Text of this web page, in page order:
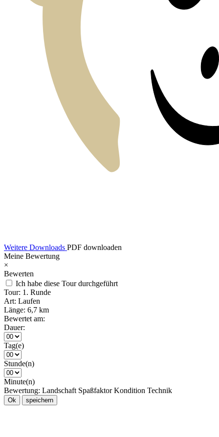
Weitere Downloads PDF downloaden
Meine Bewertung
×
Bewerten
Ich habe diese Tour durchgeführt
Tour: 1. Runde
Art: Laufen
Länge: 6,7 km
Bewertet am:
Dauer:
Tag(e)
Stunde(n)
Minute(n)
Bewertung: Landschaft Spaßfaktor Kondition Technik
Ok speichern